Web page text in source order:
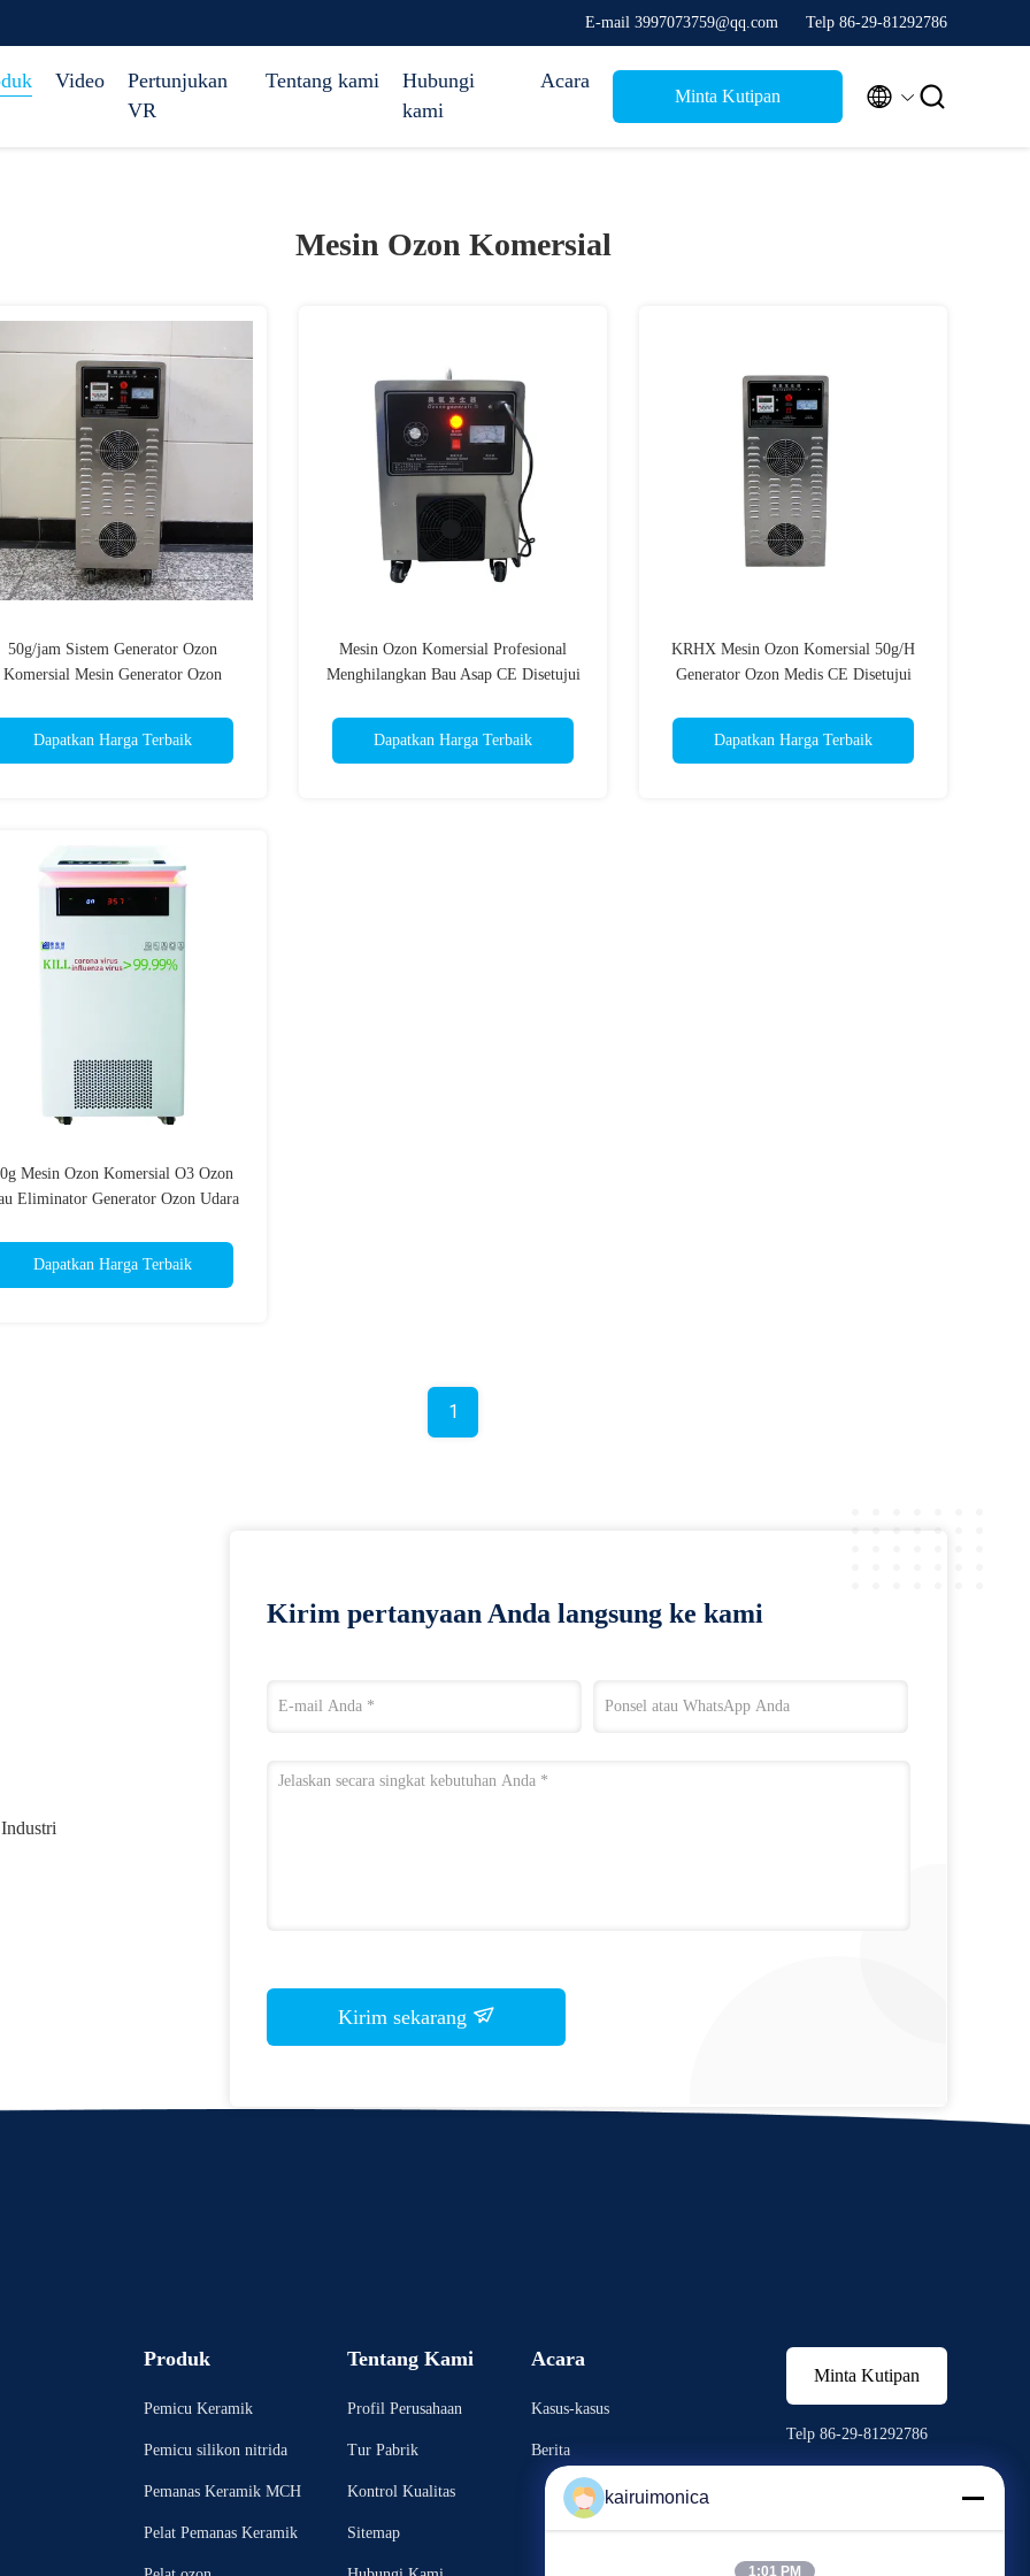
E-mail 3997073759@qq.com Telp 86-29-81292786
Video
Pertunjukan
VR
Tentang kami
Hubungi
kami
Acara
Minta Kutipan  
Mesin Ozon Komersial
50g/jam Sistem Generator Ozon
Komersial Mesin Generator Ozon
Dapatkan Harga Terbaik
Mesin Ozon Komersial Profesional
Menghilangkan Bau Asap CE Disetujui
Dapatkan Harga Terbaik
KRHX Mesin Ozon Komersial 50g/H
Generator Ozon Medis CE Disetujui
Dapatkan Harga Terbaik
Mesin Ozon Komersial O3 Ozon
Eliminator Generator Ozon Udara
Dapatkan Harga Terbaik
1
Kirim pertanyaan Anda langsung ke kami
Kirim sekarang
Produk
Pemicu Keramik
Pemicu silikon nitrida
Pemanas Keramik MCH
Pelat Pemanas Keramik
Tentang Kami
Profil Perusahaan
Tur Pabrik
Kontrol Kualitas
Sitemap
Acara
Kasus-kasus
Berita
Minta Kutipan
Telp 86-29-81292786
kairuimonica
1:01 PM